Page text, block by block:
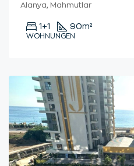
Alanya, Mahmutlar
1+1 90m²
WOHNUNGEN